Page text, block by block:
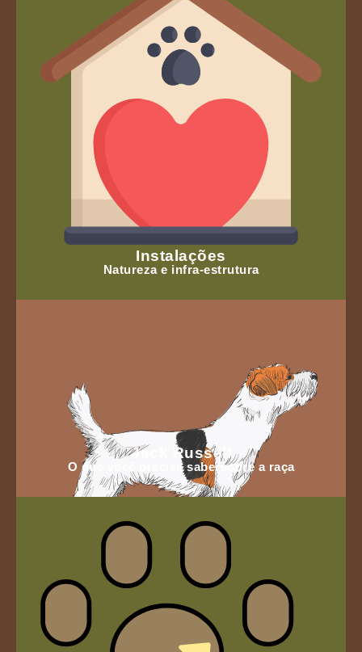
Instalações
Natureza e infra-estrutura
Jack Russell
O que você precisa sabersobre a raça